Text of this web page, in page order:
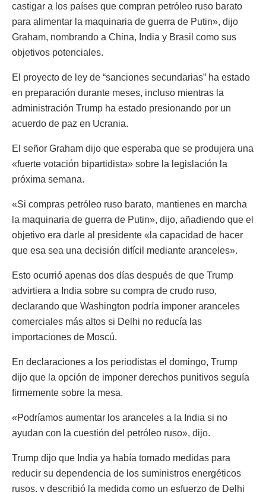
castigar a los países que compran petróleo ruso barato
para alimentar la maquinaria de guerra de Putin», dijo
Graham, nombrando a China, India y Brasil como sus
objetivos potenciales.
El proyecto de ley de “sanciones secundarias” ha estado
en preparación durante meses, incluso mientras la
administración Trump ha estado presionando por un
acuerdo de paz en Ucrania.
El señor Graham dijo que esperaba que se produjera una
«fuerte votación bipartidista» sobre la legislación la
próxima semana.
«Si compras petróleo ruso barato, mantienes en marcha
la maquinaria de guerra de Putin», dijo, añadiendo que el
objetivo era darle al presidente «la capacidad de hacer
que esa sea una decisión difícil mediante aranceles».
Esto ocurrió apenas dos días después de que Trump
advirtiera a India sobre su compra de crudo ruso,
declarando que Washington podría imponer aranceles
comerciales más altos si Delhi no reducía las
importaciones de Moscú.
En declaraciones a los periodistas el domingo, Trump
dijo que la opción de imponer derechos punitivos seguía
firmemente sobre la mesa.
«Podríamos aumentar los aranceles a la India si no
ayudan con la cuestión del petróleo ruso», dijo.
Trump dijo que India ya había tomado medidas para
reducir su dependencia de los suministros energéticos
rusos, y describió la medida como un esfuerzo de Delhi